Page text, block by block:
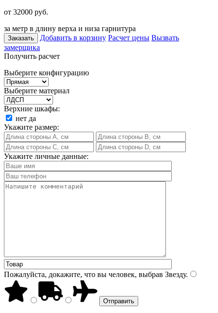
от 32000 руб.
за метр в длину верха и низа гарнитура
Заказать Добавить в корзину Расчет цены Вызвать
замерщика
Получить расчет
Выберите конфигурацию
Выберите материал
Верхние шкафы:
нет да
Укажите размер:
Укажите личные данные:
Пожалуйста, докажите, что вы человек, выбрав Звезду.